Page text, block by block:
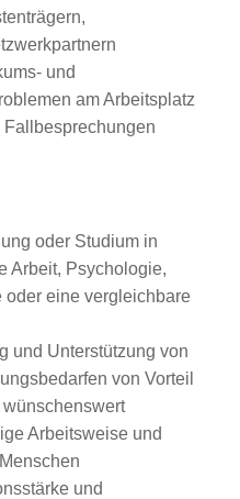
und
am Arbeitsplatz
Fallbesprechungen
oder Studium in
Arbeit, Psychologie,
oder eine vergleichbare
und Unterstützung von
von Vorteil
Arbeitsweise und
und